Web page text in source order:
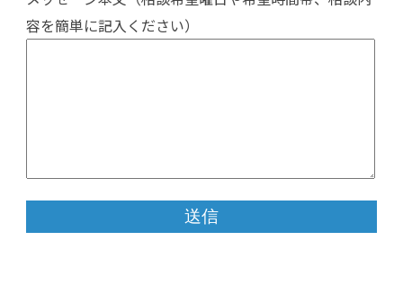
容を簡単に記入ください）